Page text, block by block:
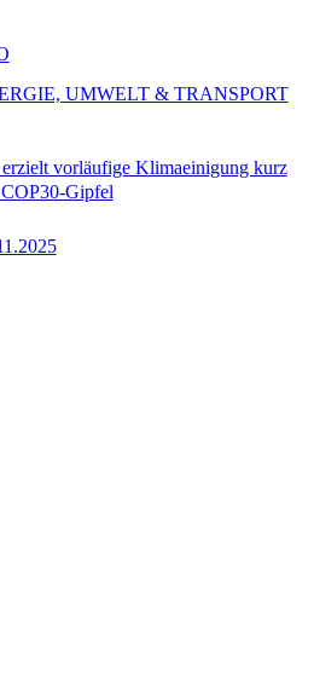
vorläufige Klimaeinigung kurz
Gipfel
UMWELT & TRANSPORT